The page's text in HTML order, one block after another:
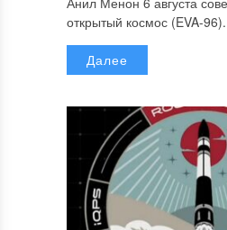
открытый космос (EVA-
Далее